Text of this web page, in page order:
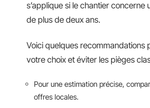
s’applique si le chantier concerne
de plus de deux ans.
Voici quelques recommandations
votre choix et éviter les pièges
Pour une estimation précise,
offres locales.